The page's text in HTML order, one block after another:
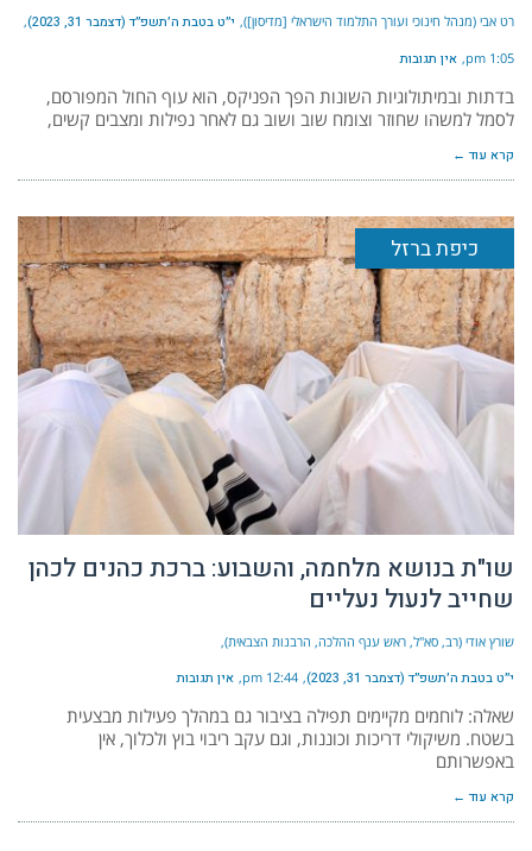
רט אבי (מנהל חינוכי ועורך התלמוד הישראלי [מדיסון]) י״ט בטבת ה׳תשפ״ד (דצמבר 31, 2023)
1:05 pm אין תגובות
בדתות ובמיתולוגיות השונות הפך הפניקס, הוא עוף החול המפורסם,
לסמל למשהו שחוזר וצומח שוב ושוב גם לאחר נפילות ומצבים קשים,
קרא עוד ←
כיפת ברזל
שו"ת בנושא מלחמה, והשבוע: ברכת כהנים לכהן
שחייב לנעול נעליים
שורץ אודי (רב, סא"ל, ראש ענף ההלכה, הרבנות הצבאית)
י״ט בטבת ה׳תשפ״ד (דצמבר 31, 2023) 12:44 pm אין תגובות
שאלה: לוחמים מקיימים תפילה בציבור גם במהלך פעילות מבצעית
בשטח. משיקולי דריכות וכוננות, וגם עקב ריבוי בוץ ולכלוך, אין
באפשרותם
קרא עוד ←